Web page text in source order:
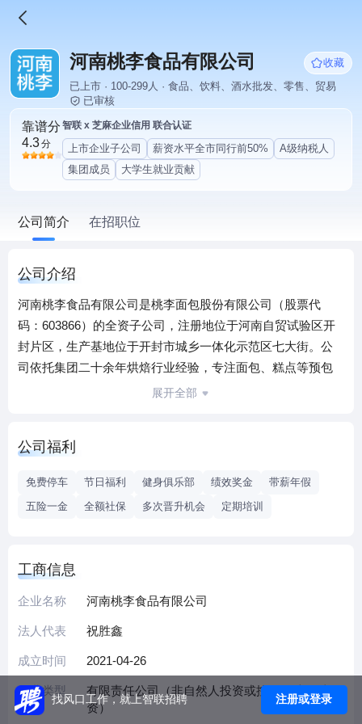
河南桃李食品有限公司
收藏
已上市 · 100-299人 · 食品、饮料、酒水批发、零售、贸易
已审核
靠谱分
4.3分
智联 x 芝麻企业信用 联合认证
上市企业子公司 薪资水平全市同行前50%
A级纳税人
集团成员
大学生就业贡献
公司简介 在招职位
公司介绍
河南桃李食品有限公司是桃李面包股份有限公司（股票代
码：603866）的全资子公司，注册地位于河南自贸试验区开
封片区，生产基地位于开封市城乡一体化示范区七大街。公
司依托集团二十余年烘焙行业经验，专注面包、糕点等预包
装食品的生产与销售，产品涵盖短保面包、节日糕点等多个
作为桃李面包全国战略布局的重要生产基地，公司共享集团
控。目前产品已覆盖河南及周边省份商超、便利店等零售终
设，致力于通过持续的技术升级推动烘焙行业高质量发展。
（本介绍由DeepSeek AI智能生成，仅供参考）
展开全部
公司福利
免费停车 节日福利 健身俱乐部 绩效奖金
带薪年假
五险一金
全额社保 多次晋升机会 定期培训
工商信息
企业名称 河南桃李食品有限公司
法人代表 祝胜鑫
成立时间 2021-04-26
企业类型
有限责任公司（非自然人投资或控股的法人独
资）
找风口工作，就上智联招聘 注册或登录